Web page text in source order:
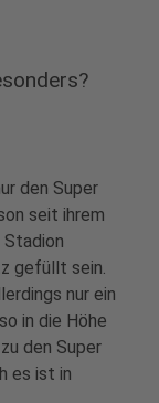
den Super
seit ihrem
Stadion
gefüllt sein.
nur ein
in die Höhe
den Super
es ist in